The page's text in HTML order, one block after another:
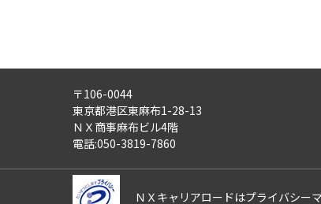
ご記入頂いた個人情報につ
また、ご記入頂いた個人情
さらにまた、個人情報の利
これらの請求は、次の窓口
〒106-0044
東京都港区東麻布1-28-13
ＮＸ商事麻布ビル4階
電話:050-3819-7860
ＮＸキャリアロードはプライバシー